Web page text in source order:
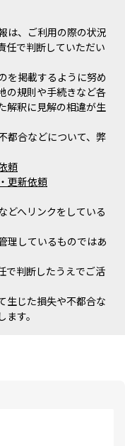
は、ご利用の際の状況
任で判断していただい
を掲載するように努め
の規則や手続きなど各
解釈に見解の相違が生
都合などについて、弊
頼
更新依頼
どへリンクをしている
理しているものではあ
で判断したうえでご活
生じた損失や不都合な
す。